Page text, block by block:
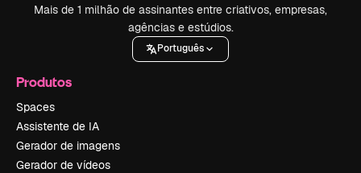
Mais de 1 milhão de assinantes entre criativos, empresas,
agências e estúdios.
Português
Produtos
Spaces
Assistente de IA
Gerador de imagens
Gerador de vídeos